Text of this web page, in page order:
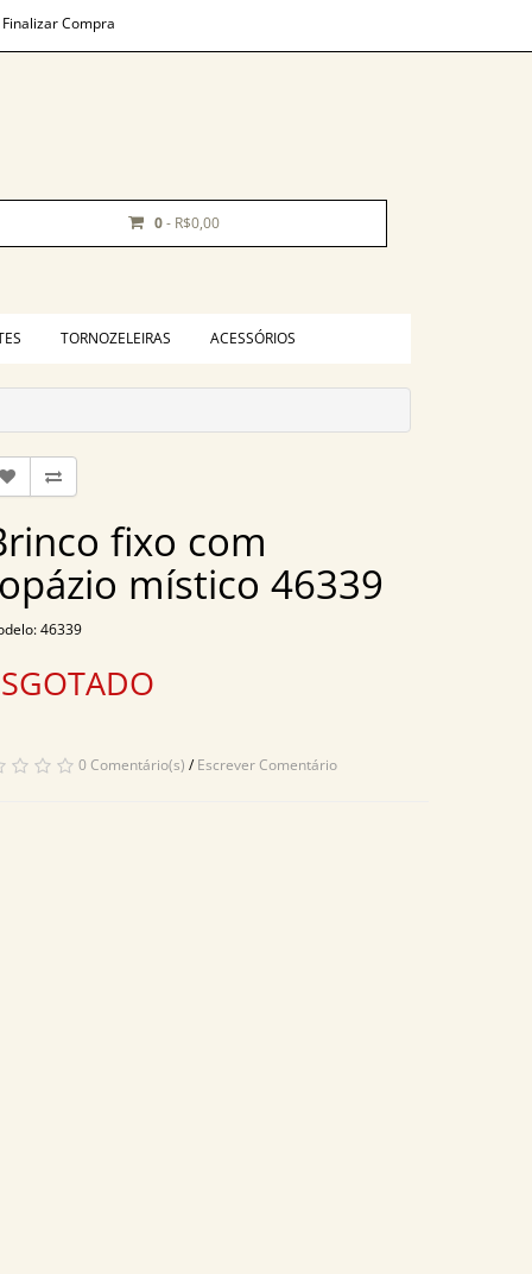
Finalizar Compra
0- R$0,00
TORNOZELEIRAS ACESSÓRIOS
fixo com
místico 46339
46339
0 Comentário(s) /Escrever Comentário